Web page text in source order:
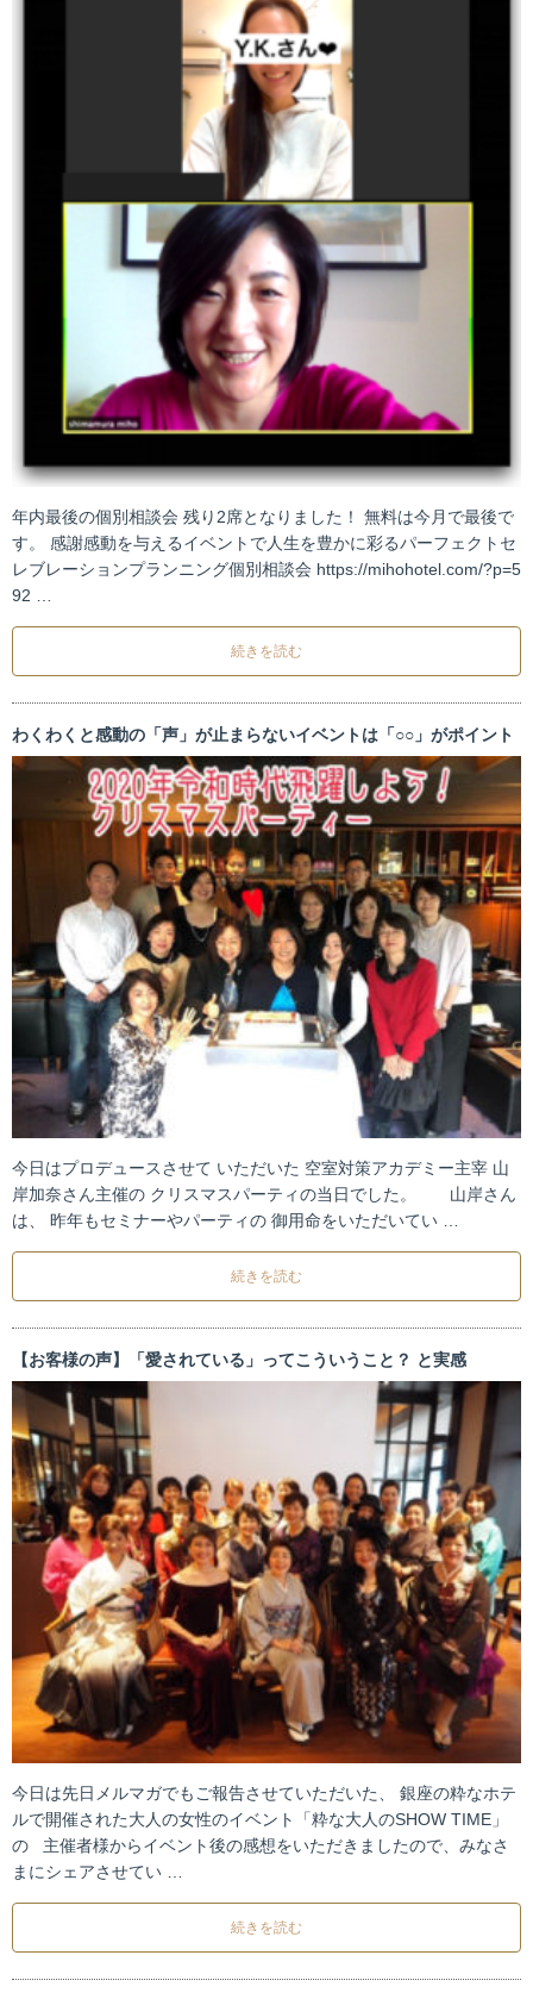
年内最後の個別相談会 残り2席となりました！ 無料は今月で最後で
す。 感謝感動を与えるイベントで人生を豊かに彩るパーフェクトセ
レブレーションプランニング個別相談会 https://mihohotel.com/?p=5
92 …
続きを読む
わくわくと感動の「声」が止まらないイベントは「○○」がポイント
今日はプロデュースさせて いただいた 空室対策アカデミー主宰 山
岸加奈さん主催の クリスマスパーティの当日でした。 山岸さん
は、 昨年もセミナーやパーティの 御用命をいただいてい …
続きを読む
【お客様の声】「愛されている」ってこういうこと？ と実感
今日は先日メルマガでもご報告させていただいた、 銀座の粋なホテ
ルで開催された大人の女性のイベント「粋な大人のSHOW TIME」
の 主催者様からイベント後の感想をいただきましたので、みなさ
まにシェアさせてい …
続きを読む